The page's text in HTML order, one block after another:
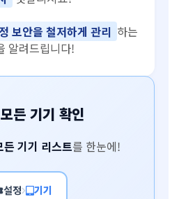
보안을 철저하게 관리 하는
알려드립니다!
든 기기 확인
든 기기 리스트를 한눈에!
설정 기기